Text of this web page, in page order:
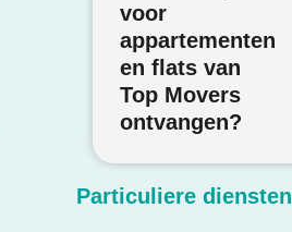
voor
appartementen
en flats van
Top Movers
ontvangen?
Particuliere diensten